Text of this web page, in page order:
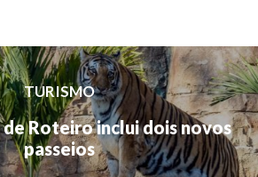
TURISMO
Roteiro inclui dois novos
passeios